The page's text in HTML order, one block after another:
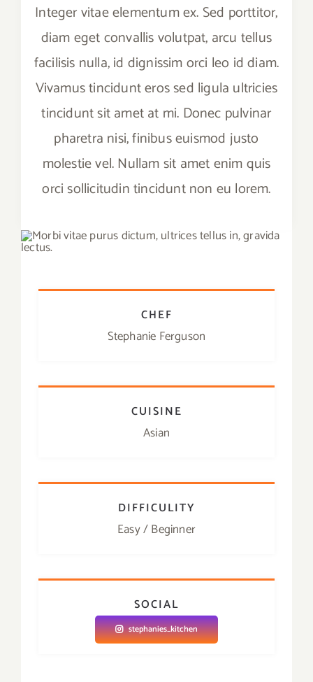
Integer vitae elementum ex. Sed porttitor,
diam eget convallis volutpat, arcu tellus
facilisis nulla, id dignissim orci leo id diam.
Vivamus tincidunt eros sed ligula ultricies
tincidunt sit amet at mi. Donec pulvinar
pharetra nisi, finibus euismod justo
molestie vel. Nullam sit amet enim quis
orci sollicitudin tincidunt non eu lorem.
CHEF
Stephanie Ferguson
CUISINE
Asian
DIFFICULITY
Easy / Beginner
SOCIAL
stephanies_kitchen